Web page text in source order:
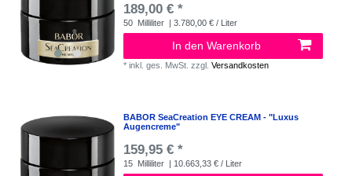
189,00 € *
50 Milliliter | 3.780,00 € / Liter
In den Warenkorb
*inkl. ges. MwSt. zzgl.Versandkosten
BABOR SeaCreation EYE CREAM - "Luxus
Augencreme"
159,95 € *
15 Milliliter | 10.663,33 € / Liter